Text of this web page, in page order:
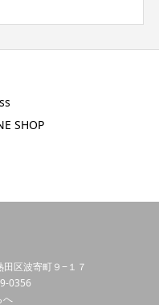
SHOP
区波寄町９−１７
0356
へ